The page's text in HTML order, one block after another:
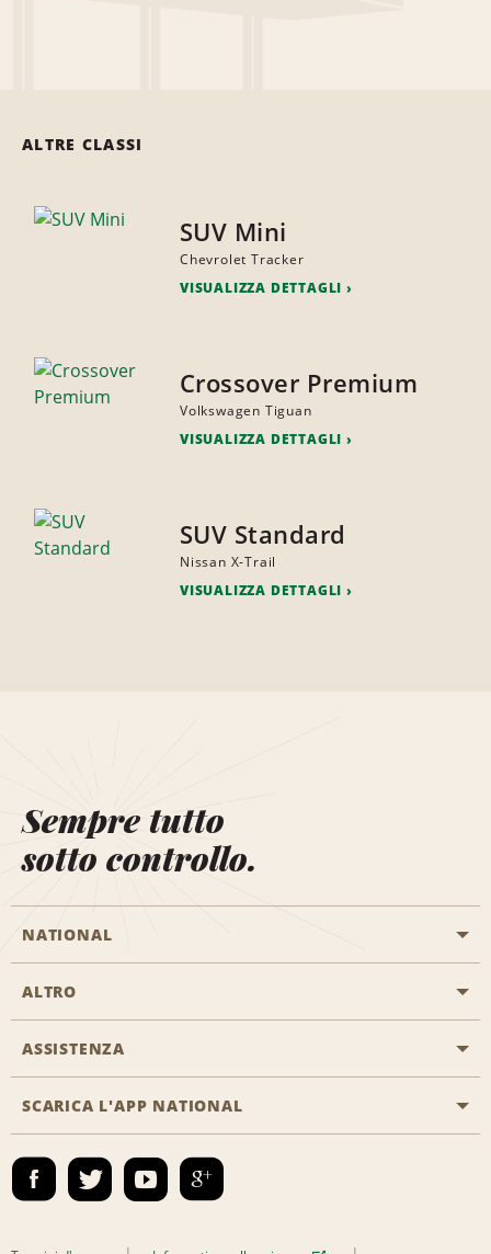
ALTRE CLASSI
SUV Mini
Chevrolet Tracker
VISUALIZZA DETTAGLI
Crossover Premium
Volkswagen Tiguan
VISUALIZZA DETTAGLI
SUV Standard
Nissan X-Trail
VISUALIZZA DETTAGLI
Sempre tutto
sotto controllo.
NATIONAL
Inizia una prenotazione
Programmi business
Emerald Club Accedi
ALTRO
Offerte di lavoro
ASSISTENZA
Accessibilità
Contatti
SCARICA L'APP NATIONAL